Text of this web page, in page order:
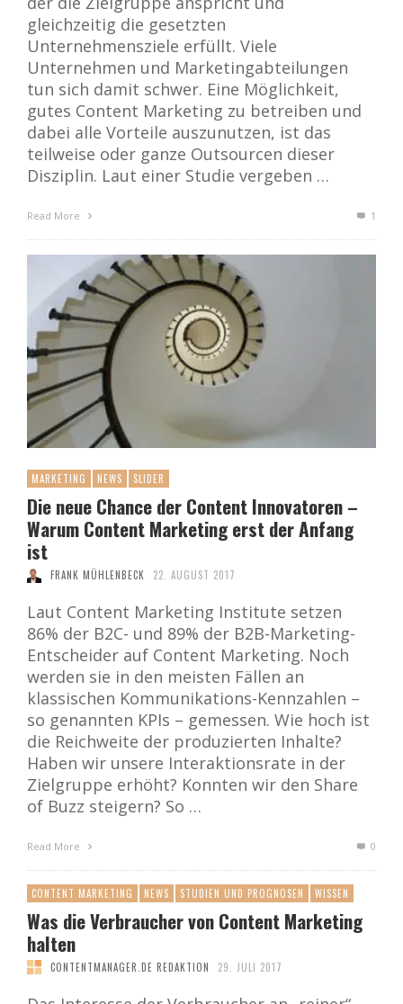
gleichzeitig die gesetzten
Unternehmensziele erfüllt. Viele
Unternehmen und Marketingabteilungen
tun sich damit schwer. Eine Möglichkeit,
gutes Content Marketing zu betreiben und
dabei alle Vorteile auszunutzen, ist das
teilweise oder ganze Outsourcen dieser
Disziplin. Laut einer Studie vergeben …
Read More 1
MARKETING NEWS SLIDER
Die neue Chance der Content Innovatoren –
Warum Content Marketing erst der Anfang
ist
FRANK MÜHLENBECK 22. AUGUST 2017
Laut Content Marketing Institute setzen
86% der B2C- und 89% der B2B-Marketing-
Entscheider auf Content Marketing. Noch
werden sie in den meisten Fällen an
klassischen Kommunikations-Kennzahlen –
so genannten KPIs – gemessen. Wie hoch ist
die Reichweite der produzierten Inhalte?
Haben wir unsere Interaktionsrate in der
Zielgruppe erhöht? Konnten wir den Share
of Buzz steigern? So …
Read More 0
CONTENT MARKETING NEWS STUDIEN UND PROGNOSEN WISSEN
Was die Verbraucher von Content Marketing
halten
CONTENTMANAGER.DE REDAKTION 29. JULI 2017